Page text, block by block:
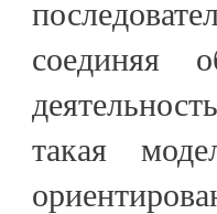
соединяя
такая